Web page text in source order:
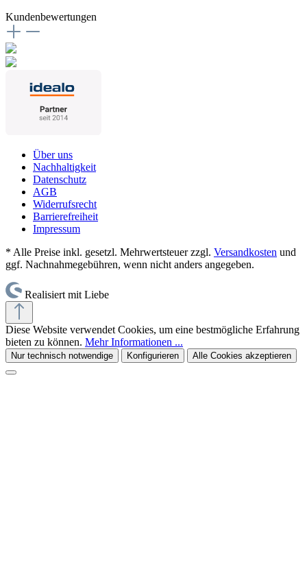
Kundenbewertungen
Über uns
Nachhaltigkeit
Datenschutz
AGB
Widerrufsrecht
Barrierefreiheit
Impressum
* Alle Preise inkl. gesetzl. Mehrwertsteuer zzgl. Versandkosten und
ggf. Nachnahmegebühren, wenn nicht anders angegeben.
Realisiert mit Liebe
Diese Website verwendet Cookies, um eine bestmögliche Erfahrung
bieten zu können. Mehr Informationen ...
Nur technisch notwendige Konfigurieren Alle Cookies akzeptieren